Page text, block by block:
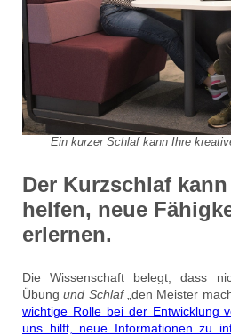
Ein kurzer Schlaf kann Ihre
Der Kurzschlaf
helfen, neue
erlernen.
Die Wissenschaft belegt, dass
Übungund Schlaf„den Meister
wichtige Rolle bei der Entwicklung
uns hilft, neue Informationen zu